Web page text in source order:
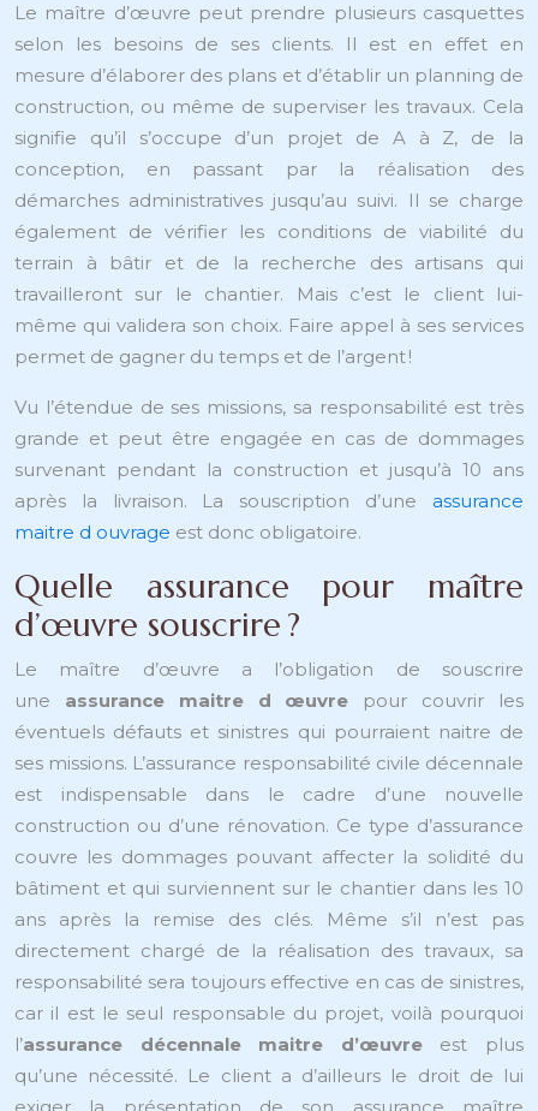
Le maître d’œuvre peut prendre plusieurs casquettes
selon les besoins de ses clients. Il est en effet en
mesure d’élaborer des plans et d’établir un planning de
construction, ou même de superviser les travaux. Cela
signifie qu’il s’occupe d’un projet de A à Z, de la
conception, en passant par la réalisation des
démarches administratives jusqu’au suivi. Il se charge
également de vérifier les conditions de viabilité du
terrain à bâtir et de la recherche des artisans qui
travailleront sur le chantier. Mais c’est le client lui-
même qui validera son choix. Faire appel à ses services
permet de gagner du temps et de l’argent !
Vu l’étendue de ses missions, sa responsabilité est très
grande et peut être engagée en cas de dommages
survenant pendant la construction et jusqu’à 10 ans
après la livraison. La souscription d’une assurance
maitre d ouvrage est donc obligatoire.
Quelle assurance pour maître
d’œuvre souscrire ?
Le maître d’œuvre a l’obligation de souscrire
une assurance maitre d œuvre pour couvrir les
éventuels défauts et sinistres qui pourraient naitre de
ses missions. L’assurance responsabilité civile décennale
est indispensable dans le cadre d’une nouvelle
construction ou d’une rénovation. Ce type d’assurance
couvre les dommages pouvant affecter la solidité du
bâtiment et qui surviennent sur le chantier dans les 10
ans après la remise des clés. Même s’il n’est pas
directement chargé de la réalisation des travaux, sa
responsabilité sera toujours effective en cas de sinistres,
car il est le seul responsable du projet, voilà pourquoi
l’assurance décennale maitre d’œuvre est plus
qu’une nécessité. Le client a d’ailleurs le droit de lui